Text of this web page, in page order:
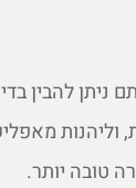
להבין
וליהנות
טובה יותר.